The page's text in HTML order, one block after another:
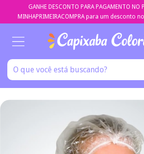
GANHE DESCONTO PARA PAGAMENTO
MINHAPRIMEIRACOMPRA para um desconto